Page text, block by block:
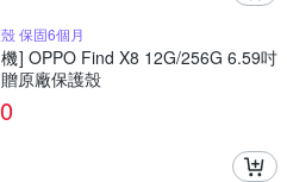
保固6個月
] OPPO Find X8 12G/256G 6.59吋
原廠保護殼